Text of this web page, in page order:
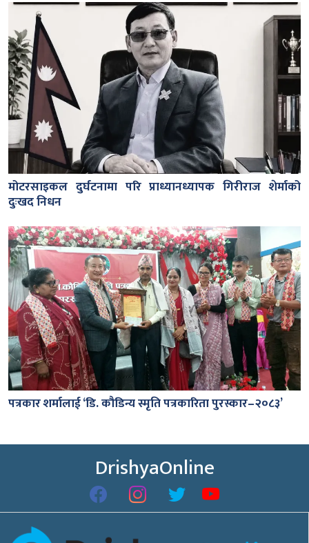
मोटरसाइकल दुर्घटनामा परि प्राध्यानध्यापक गिरीराज शेर्माको
दुःखद निधन
पत्रकार शर्मालाई ‘डि. कौडिन्य स्मृति पत्रकारिता पुरस्कार–२०८३’
DrishyaOnline